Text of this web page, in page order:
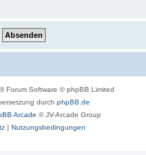
® Forum Software © phpBB Limited
durchphpBB.de
Arcade © JV-Arcade Group
|Nutzungsbedingungen